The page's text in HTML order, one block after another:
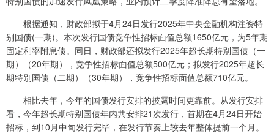
根据通知，财政部拟于4月24日发行2025年中央金融机构注资特
别国债(一期)。本次发行国债竞争性招标面值总额1650亿元，为5年期
固定利率附息债。同日，财政部还拟发行2025年超长期特别国债（一
期）（20年期），竞争性招标面值总额500亿元；拟发行2025年超长
期特别国债（二期）（30年期），竞争性招标面值总额710亿元。
相比去年，今年的国债发行安排的披露时间更靠前。从发行安排
看，今年超长期特别国债年内共安排21次发行，首期在4月24日开始
招标，到10月中旬发行完毕，在发行节奏上较去年整体提前一个月。